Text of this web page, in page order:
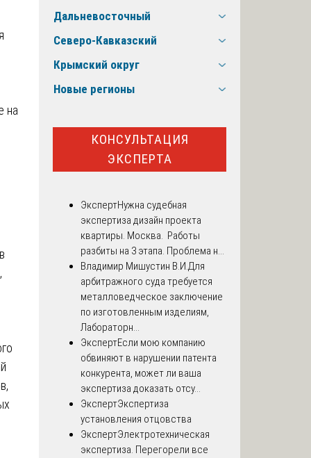
на
Дальневосточный
Северо-Кавказский
Крымский округ
Новые регионы
КОНСУЛЬТАЦИЯ
ЭКСПЕРТА
ЭкспертНужна судебная
экспертиза дизайн проекта
квартиры. Москва. Работы
разбиты на 3 этапа. Проблема н...
Владимир Мишустин В.И.Для
арбитражного суда требуется
металловедческое заключение
по изготовленным изделиям,
Лабораторн...
ЭкспертЕсли мою компанию
обвиняют в нарушении патента
конкурента, может ли ваша
экспертиза доказать отсу...
ЭкспертЭкспертиза
установления отцовства
ЭкспертЭлектротехническая
экспертиза. Перегорели все